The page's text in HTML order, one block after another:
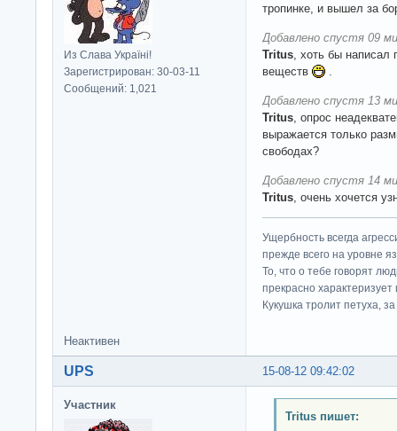
Из Слава Україні!
Зарегистрирован: 30-03-11
Сообщений: 1,021
тропинке, и вышел за
Добавлено спустя 09
Tritus , хоть бы написал
веществ
Добавлено спустя 13
Tritus , опрос
выражается только
свободах?
Добавлено спустя 14
Tritus , очень хочется
Ущербность всегда
прежде всего на уровне
То, что о тебе говорят
прекрасно характеризует
Кукушка тролит петуха,
Неактивен
15-08-12 09:42:02
UPS
Участник
Tritus пишет: